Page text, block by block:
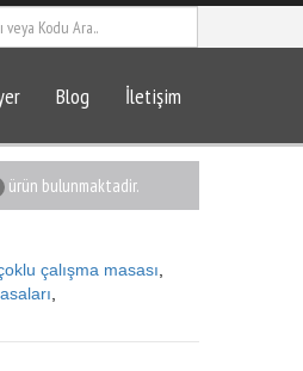
Blog İletişim
ürün bulunmaktadir.
çalışma masası,
,